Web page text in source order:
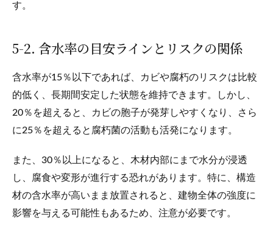
す。
5-2. 含水率の目安ラインとリスクの関係
含水率が15％以下であれば、カビや腐朽のリスクは比較
的低く、長期間安定した状態を維持できます。しかし、
20％を超えると、カビの胞子が発芽しやすくなり、さら
に25％を超えると腐朽菌の活動も活発になります。
また、30％以上になると、木材内部にまで水分が浸透
し、腐食や変形が進行する恐れがあります。特に、構造
材の含水率が高いまま放置されると、建物全体の強度に
影響を与える可能性もあるため、注意が必要です。